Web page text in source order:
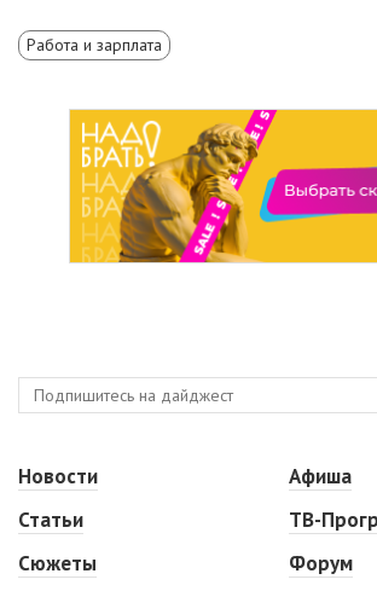
Работа и зарплата
Новости
Статьи
Сюжеты
Афиша
ТВ-
Форум